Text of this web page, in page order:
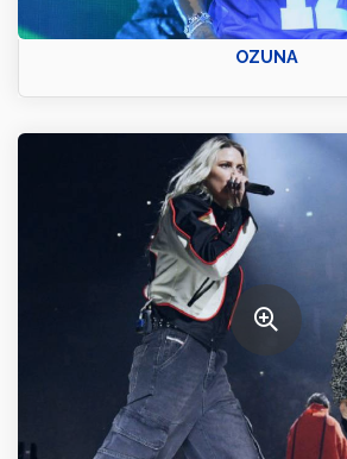
OZUNA